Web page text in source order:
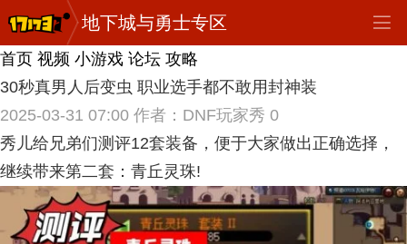
地下城与勇士专区
首页 视频 小游戏 论坛 攻略
30秒真男人后变虫 职业选手都不敢用封神装
2025-03-31 07:00 作者：DNF玩家秀 0
秀儿给兄弟们测评12套装备，便于大家做出正确选择，
继续带来第二套：青丘灵珠!